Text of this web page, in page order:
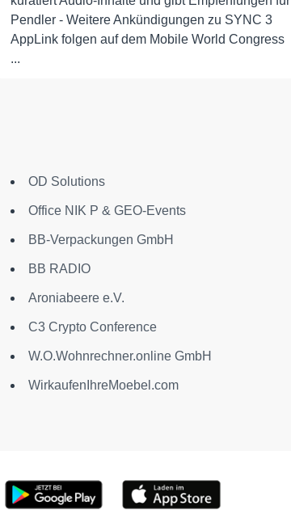
Pendler - Weitere Ankündigungen zu SYNC 3
AppLink folgen auf dem Mobile World Congress
...
OD Solutions
Office NIK P & GEO-Events
BB-Verpackungen GmbH
BB RADIO
Aroniabeere e.V.
C3 Crypto Conference
W.O.Wohnrechner.online GmbH
WirkaufenIhreMoebel.com